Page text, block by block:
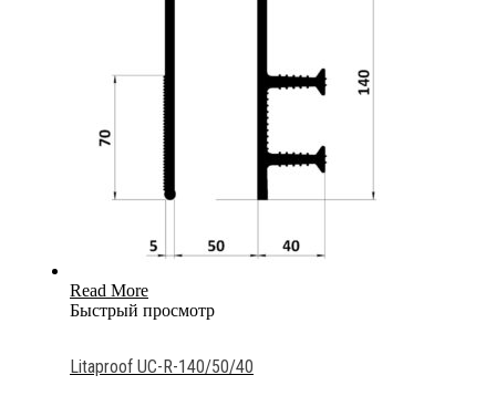
Read More
Быстрый просмотр
Litaproof UC-R-140/50/40